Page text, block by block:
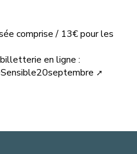
comprise / 13€ pour les
en ligne :